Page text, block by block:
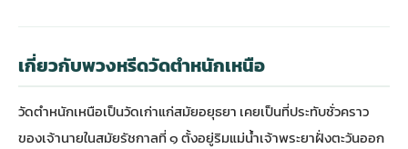
เกี่ยวกับพวงหรีดวัดตำหนักเหนือ
วัดตำหนักเหนือเป็นวัดเก่าแก่สมัยอยุธยา เคยเป็นที่ประทับชั่วคราว
ของเจ้านายในสมัยรัชกาลที่ ๑ ตั้งอยู่ริมแม่น้ำเจ้าพระยาฝั่งตะวันออก